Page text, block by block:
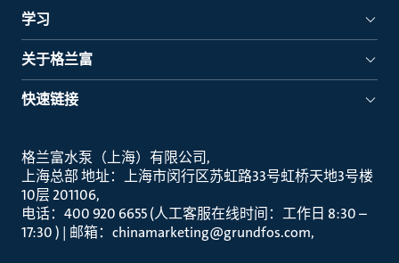
学习
关于格兰富
快速链接
格兰富水泵（上海）有限公司
上海总部 地址：上海市闵行区苏虹路33号虹桥天地3号楼
10层 201106
电话：400 920 6655 (人工客服在线时间：工作日 8:30 –
17:30 ) | 邮箱：chinamarketing@grundfos.com